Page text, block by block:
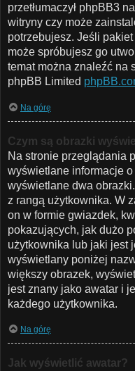
przetłumaczył phpBB3
witryny czy może
potrzebujesz. Jeśli
może spróbujesz go
temat można znaleźć na
phpBB Limited
Na górę
Czym są obrazki
Na stronie przeglądania
wyświetlane informacje
wyświetlane dwa
z rangą użytkownika. W
on w formie gwiazdek,
pokazujących, jak dużo
użytkownika lub jaki jest
wyświetlany poniżej
większy obrazek,
jest znany jako awatar i
każdego użytkownika.
Na górę
Jak wyświetlić awatar?